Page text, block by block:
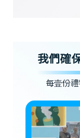
我們確
每壹份